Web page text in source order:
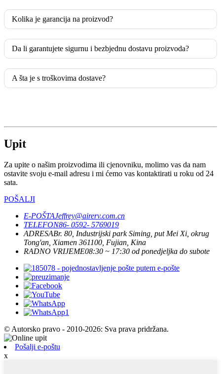
Kolika je garancija na proizvod?
Da li garantujete sigurnu i bezbjednu dostavu proizvoda?
A šta je s troškovima dostave?
Upit
Za upite o našim proizvodima ili cjenovniku, molimo vas da nam
ostavite svoju e-mail adresu i mi ćemo vas kontaktirati u roku od 24
sata.
POŠALJI
E-POŠTAJeffrey@airerv.com.cn
TELEFON86- 0592- 5769019
ADRESABr. 80, Industrijski park Siming, put Mei Xi, okrug
Tong'an, Xiamen 361100, Fujian, Kina
RADNO VRIJEME08:30 ~ 17:30 od ponedjeljka do subote
© Autorsko pravo - 2010-2026: Sva prava pridržana.
Pošalji e-poštu
x